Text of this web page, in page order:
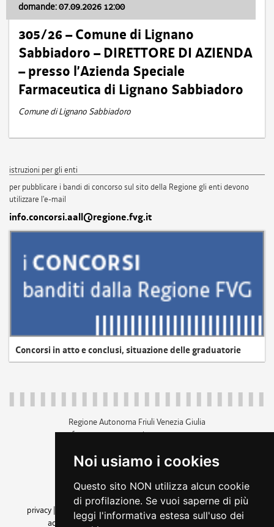
Noi usiamo i cookies
Questo sito NON utilizza alcun cookie
di profilazione. Se vuoi saperne di più
leggi l'informativa estesa sull'uso dei
domande: 07.09.2026 12:00
305/26 – Comune di Lignano
Sabbiadoro – DIRETTORE DI AZIENDA
– presso l’Azienda Speciale
Farmaceutica di Lignano Sabbiadoro
Comune di Lignano Sabbiadoro
istruzioni per gli enti
per pubblicare i bandi di concorso sul sito della Regione gli enti devono
utilizzare l'e-mail
info.concorsi.aall@regione.fvg.it
Concorsi in atto e conclusi, situazione delle graduatorie
Regione Autonoma Friuli Venezia Giulia
c.f. 80014930327; p.iva 00526040324
+39 040 3771111
amministrazione trasparente
privacy
cookie |note legali accessibilità
dichiarazione di
accessibilità| feedback cambio preferenze cookie